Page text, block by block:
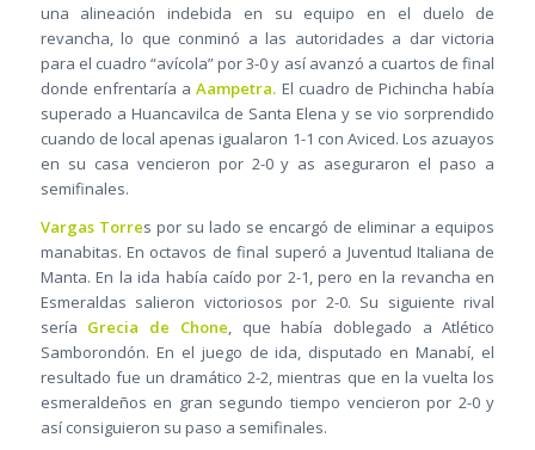
una alineación indebida en su equipo en el duelo de
revancha, lo que conminó a las autoridades a dar victoria
para el cuadro “avícola” por 3-0 y así avanzó a cuartos de final
donde enfrentaría aAampetra. El cuadro de Pichincha había
superado a Huancavilca de Santa Elena y se vio sorprendido
cuando de local apenas igualaron 1-1 con Aviced. Los azuayos
en su casa vencieron por 2-0 y as aseguraron el paso a
semifinales.
Vargas Torres por su lado se encargó de eliminar a equipos
manabitas. En octavos de final superó a Juventud Italiana de
Manta. En la ida había caído por 2-1, pero en la revancha en
Esmeraldas salieron victoriosos por 2-0. Su siguiente rival
sería Grecia de Chone, que había doblegado a Atlético
Samborondón. En el juego de ida, disputado en Manabí, el
resultado fue un dramático 2-2, mientras que en la vuelta los
esmeraldeños en gran segundo tiempo vencieron por 2-0 y
así consiguieron su paso a semifinales.